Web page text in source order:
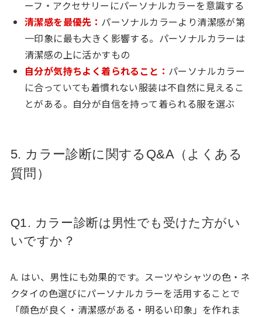
ーフ・アクセサリーにパーソナルカラーを意識する
清潔感を最優先： パーソナルカラーより清潔感が第
一印象に最も大きく影響する。パーソナルカラーは
清潔感の上に活かすもの
自分が気持ちよく着られること： パーソナルカラー
に合っていても着慣れない服装は不自然に見えるこ
とがある。自分が自信を持って着られる服を選ぶ
5. カラー診断に関するQ&A（よくある
質問）
Q1. カラー診断は男性でも受けた方がい
いですか？
A. はい、男性にも効果的です。スーツやシャツの色・ネ
クタイの色選びにパーソナルカラーを活用することで
「顔色が良く・清潔感がある・明るい印象」を作れま